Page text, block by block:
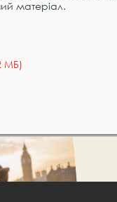
матеріал.
МБ)